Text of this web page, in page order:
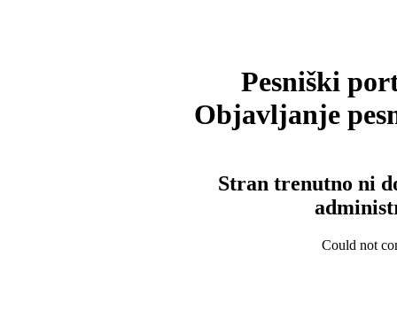
Pesniški
Objavljanje
Stran trenutno ni
Could not